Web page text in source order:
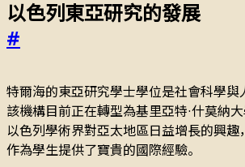
以色列東亞研究的發展
#
特爾海的東亞研究學士學位是社會科學與
該機構目前正在轉型為基里亞特·什莫納
以色列學術界對亞太地區日益增長的興
作為學生提供了寶貴的國際經驗。